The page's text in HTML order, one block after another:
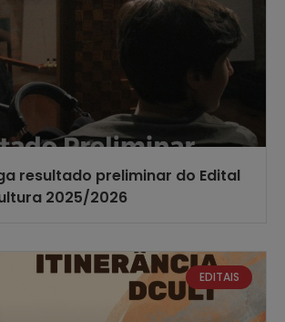
resultado preliminar do Edital
2025/2026
EDITAIS